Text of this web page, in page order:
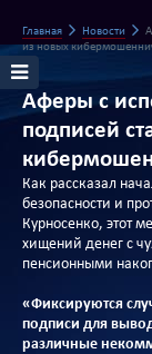
Главная Новости
из новых
Аферы с
подписей
Как рассказал
безопасности и
Курносенко, этот
хищений денег с
пенсионными
«Фиксируются
подписи для
различные